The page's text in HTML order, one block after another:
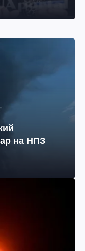
на НПЗ